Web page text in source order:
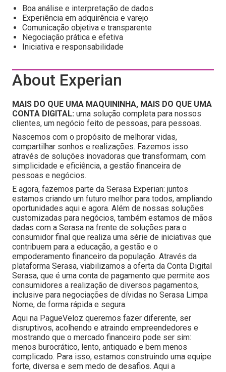
Boa análise e interpretação de dados
Experiência em adquirência e varejo
Comunicação objetiva e transparente
Negociação prática e efetiva
Iniciativa e responsabilidade
About Experian
MAIS DO QUE UMA MAQUININHA, MAIS DO QUE UMA
CONTA DIGITAL: uma solução completa para nossos
clientes, um negócio feito de pessoas, para pessoas.
Nascemos com o propósito de melhorar vidas,
compartilhar sonhos e realizações. Fazemos isso
através de soluções inovadoras que transformam, com
simplicidade e eficiência, a gestão financeira de
pessoas e negócios.
E agora, fazemos parte da Serasa Experian: juntos
estamos criando um futuro melhor para todos, ampliando
oportunidades aqui e agora. Além de nossas soluções
customizadas para negócios, também estamos de mãos
dadas com a Serasa na frente de soluções para o
consumidor final que realiza uma série de iniciativas que
contribuem para a educação, a gestão e o
empoderamento financeiro da população. Através da
plataforma Serasa, viabilizamos a oferta da Conta Digital
Serasa, que é uma conta de pagamento que permite aos
consumidores a realização de diversos pagamentos,
inclusive para negociações de dívidas no Serasa Limpa
Nome, de forma rápida e segura.
Aqui na PagueVeloz queremos fazer diferente, ser
disruptivos, acolhendo e atraindo empreendedores e
mostrando que o mercado financeiro pode ser sim:
menos burocrático, lento, antiquado e bem menos
complicado. Para isso, estamos construindo uma equipe
forte, diversa e sem medo de desafios. Aqui a